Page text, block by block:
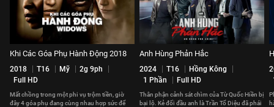
Khi Các Góa Phụ Hành Động 2018
2018 T16 Mỹ
2g 9ph
Full HD
Mất chồng trong một phi vụ trộm tiền, giờ
đây 4 góa phụ đang cùng nhau hợp sức để
Anh Hùng Phản Hắc
2024 T16
Hồng Kông
1 Phần
Full HD
Thân phận cảnh sát chìm của Từ Quốc Hiền bị
bại lộ. Kẻ đối đầu anh là Trần Tổ Diệu đã phái